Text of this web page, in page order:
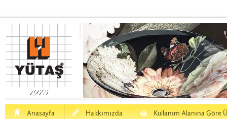
Anasayfa
H Hakkımızda
a Kullanım Alanına Göre
S